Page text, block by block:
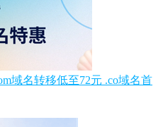
域名转移低至72元 .co域名首